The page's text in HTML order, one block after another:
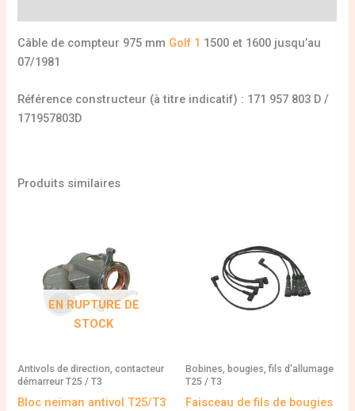
Câble de compteur 975 mm Golf 1 1500 et 1600 jusqu’au
07/1981
Référence constructeur (à titre indicatif) : 171 957 803 D /
171957803D
Produits similaires
EN RUPTURE DE
STOCK
Antivols de direction, contacteur
démarreur T25 / T3
Bloc neiman antivol T25/T3
Bobines, bougies, fils d'allumage
T25 / T3
Faisceau de fils de bougies